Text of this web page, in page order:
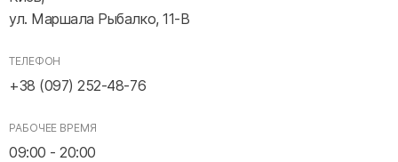
ул. Маршала Рыбалко, 11-В
ТЕЛЕФОН
+38 (097) 252-48-76
РАБОЧЕЕ ВРЕМЯ
09:00 - 20:00